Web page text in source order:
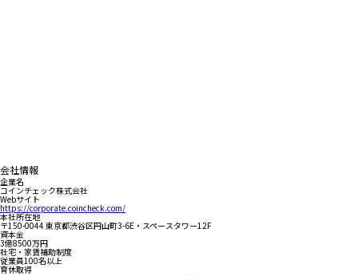
会社情報
企業名
コインチェック株式会社
Webサイト
https://corporate.coincheck.com/
本社所在地
〒150-0044 東京都渋谷区円山町3-6E・スペースタワー12F
資本金
3億8500万円
社宅・家賃補助制度
従業員100名以上
育休取得